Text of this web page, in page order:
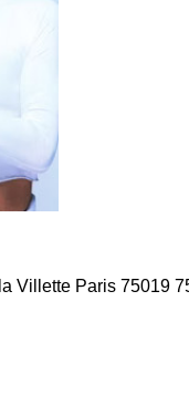
Villette Paris 75019